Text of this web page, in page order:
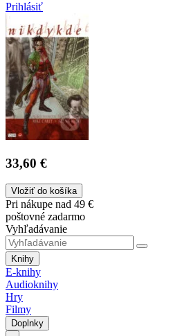
Prihlásiť
33,60 €
Vložiť do košíka
Pri nákupe nad 49 €
poštovné zadarmo
Vyhľadávanie
Knihy
E-knihy
Audioknihy
Hry
Filmy
Doplnky